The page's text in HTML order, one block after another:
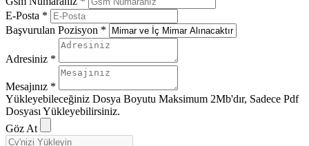
E-Posta *
Başvurulan Pozisyon *
Adresiniz *
Mesajınız *
Yükleyebileceğiniz Dosya Boyutu Maksimum 2Mb'dır, Sadece Pdf
Dosyası Yükleyebilirsiniz.
Göz At